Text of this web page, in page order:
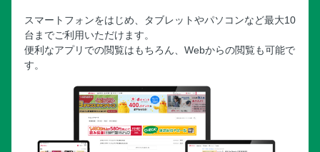
スマートフォンをはじめ、タブレットやパソコンなど最大10
台までご利用いただけます。
便利なアプリでの閲覧はもちろん、Webからの閲覧も可能で
す。